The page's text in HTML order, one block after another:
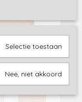
Selectie toestaan
Nee, niet akkoord